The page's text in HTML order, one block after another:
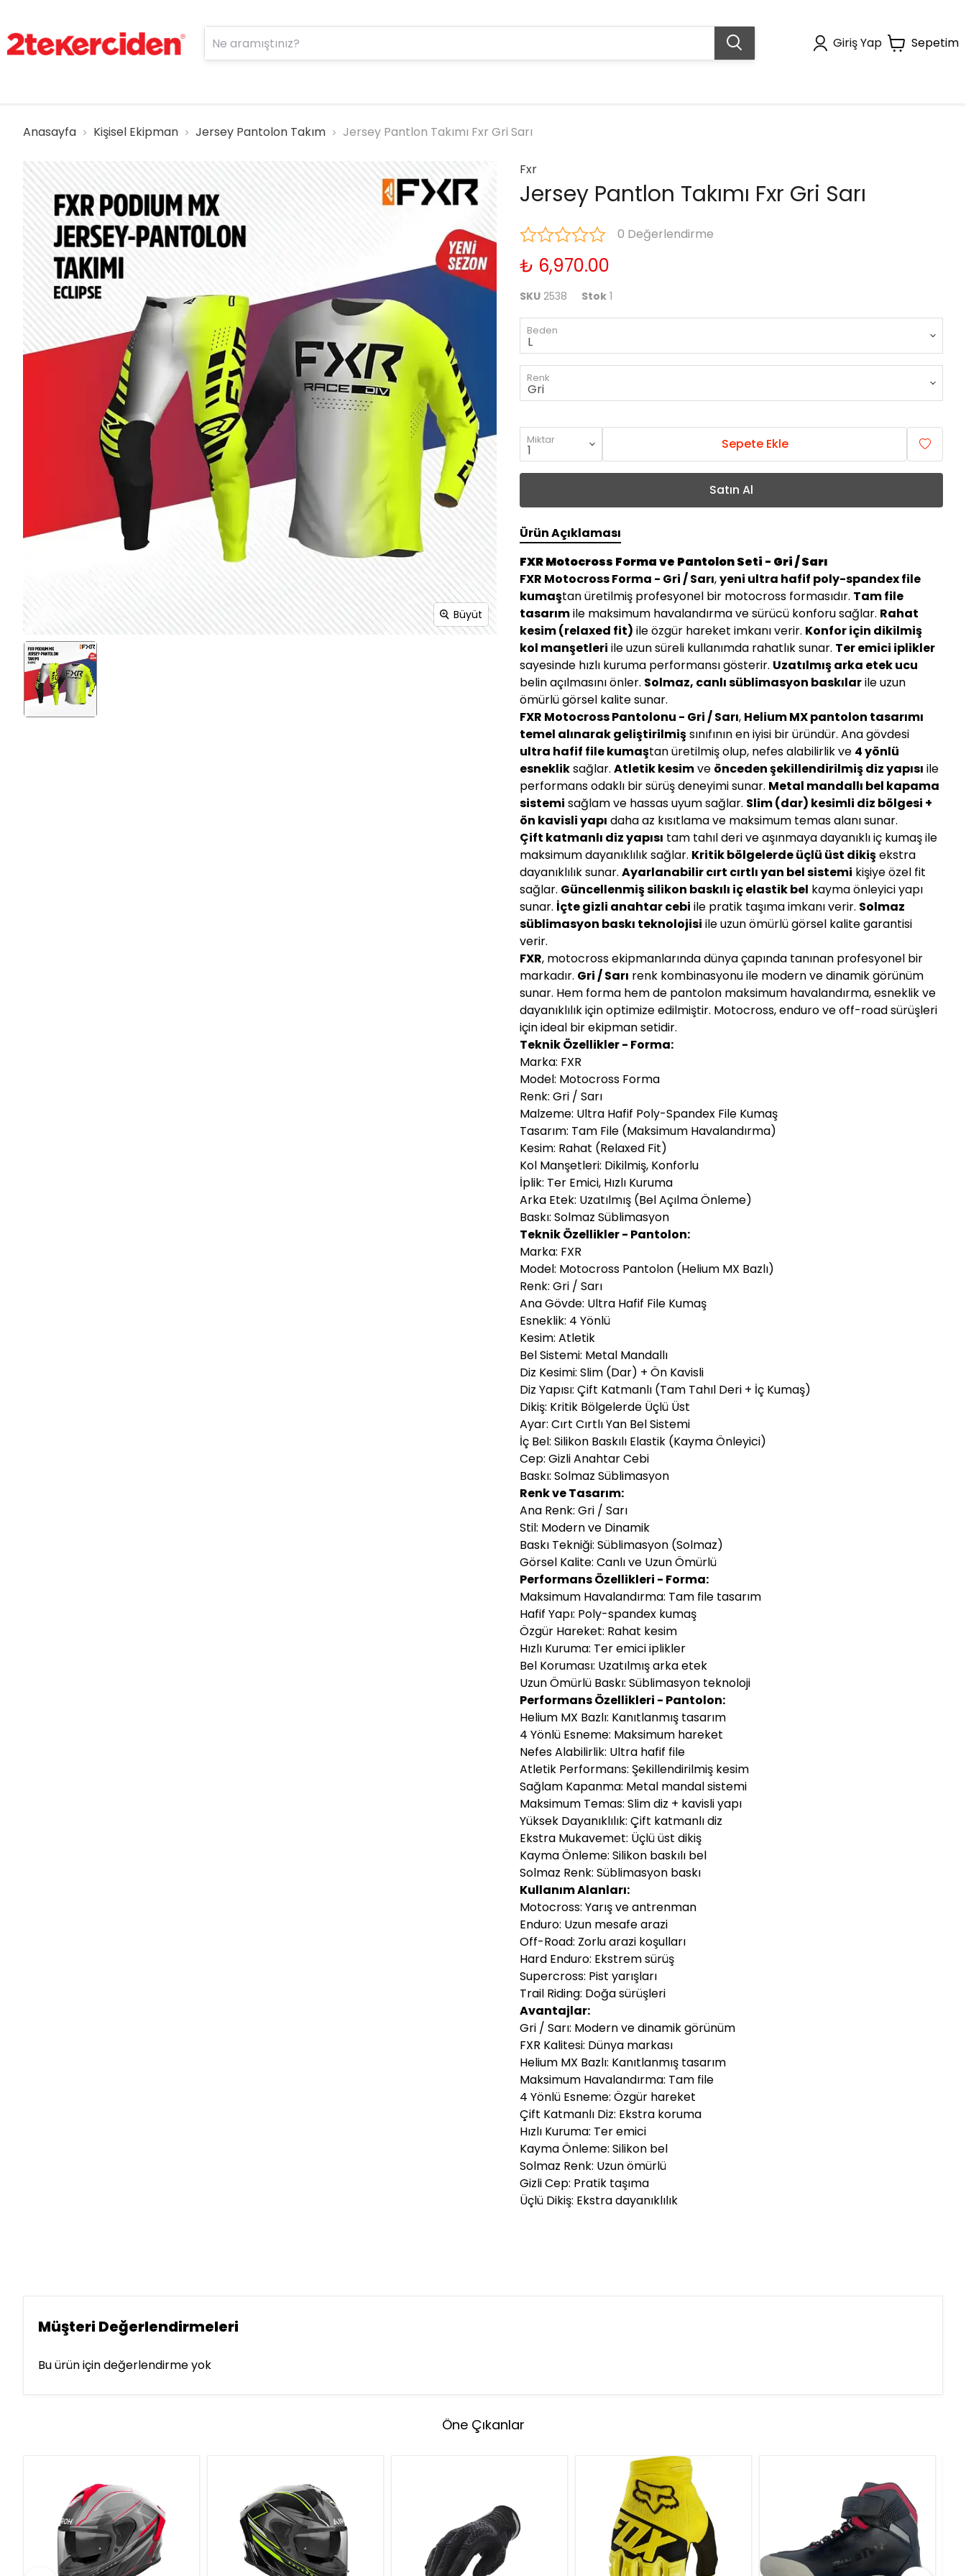
Giriş Yap Sepetim
Anasayfa Kişisel Ekipman Jersey Pantolon Takım Jersey Pantlon Takımı Fxr Gri Sarı
Büyüt
Fxr
Jersey Pantlon Takımı Fxr Gri Sarı
0 Değerlendirme
₺ 6,970.00
SKU 2538 Stok 1
Beden
Renk
Miktar Sepete Ekle
Satın Al
Ürün Açıklaması
FXR Motocross Forma ve Pantolon Seti - Gri / Sarı
FXR Motocross Forma - Gri / Sarı,yeni ultra hafif poly-spandex file
kumaştan üretilmiş profesyonel bir motocross formasıdır. Tam file
tasarımile maksimum havalandırma ve sürücü konforu sağlar. Rahat
kesim (relaxed fit) ile özgür hareket imkanı verir. Konfor için dikilmiş
kol manşetleri ile uzun süreli kullanımda rahatlık sunar. Ter emici iplikler
sayesinde hızlı kuruma performansı gösterir. Uzatılmış arka etek ucu
belin açılmasını önler. Solmaz, canlı süblimasyon baskılarile uzun
ömürlü görsel kalite sunar.
FXR Motocross Pantolonu - Gri / Sarı, Helium MX pantolon tasarımı
temel alınarak geliştirilmişsınıfının en iyisi bir üründür. Ana gövdesi
ultra hafif file kumaştan üretilmiş olup, nefes alabilirlik ve 4 yönlü
esnekliksağlar.Atletik kesimve önceden şekillendirilmiş diz yapısı ile
performans odaklı bir sürüş deneyimi sunar. Metal mandallı bel kapama
sistemi sağlam ve hassas uyum sağlar. Slim (dar) kesimli diz bölgesi +
ön kavisli yapı daha az kısıtlama ve maksimum temas alanı sunar.
Çift katmanlı diz yapısı tam tahıl deri ve aşınmaya dayanıklı iç kumaş ile
maksimum dayanıklılık sağlar. Kritik bölgelerde üçlü üst dikişekstra
dayanıklılık sunar.Ayarlanabilir cırt cırtlı yan bel sistemi kişiye özel fit
sağlar. Güncellenmiş silikon baskılı iç elastik bel kayma önleyici yapı
sunar. İçte gizli anahtar cebi ile pratik taşıma imkanı verir. Solmaz
süblimasyon baskı teknolojisi ile uzun ömürlü görsel kalite garantisi
verir.
FXR, motocross ekipmanlarında dünya çapında tanınan profesyonel bir
markadır. Gri / Sarı renk kombinasyonu ile modern ve dinamik görünüm
sunar. Hem forma hem de pantolon maksimum havalandırma, esneklik ve
dayanıklılık için optimize edilmiştir. Motocross, enduro ve off-road sürüşleri
için ideal bir ekipman setidir.
Teknik Özellikler - Forma:
Marka: FXR
Model: Motocross Forma
Renk: Gri / Sarı
Malzeme: Ultra Hafif Poly-Spandex File Kumaş
Tasarım: Tam File (Maksimum Havalandırma)
Kesim: Rahat (Relaxed Fit)
Kol Manşetleri: Dikilmiş, Konforlu
İplik: Ter Emici, Hızlı Kuruma
Arka Etek: Uzatılmış (Bel Açılma Önleme)
Baskı: Solmaz Süblimasyon
Teknik Özellikler - Pantolon:
Marka: FXR
Model: Motocross Pantolon (Helium MX Bazlı)
Renk: Gri / Sarı
Ana Gövde: Ultra Hafif File Kumaş
Esneklik: 4 Yönlü
Kesim: Atletik
Bel Sistemi: Metal Mandallı
Diz Kesimi: Slim (Dar) + Ön Kavisli
Diz Yapısı: Çift Katmanlı (Tam Tahıl Deri + İç Kumaş)
Dikiş: Kritik Bölgelerde Üçlü Üst
Ayar: Cırt Cırtlı Yan Bel Sistemi
İç Bel: Silikon Baskılı Elastik (Kayma Önleyici)
Cep: Gizli Anahtar Cebi
Baskı: Solmaz Süblimasyon
Renk ve Tasarım:
Ana Renk: Gri / Sarı
Stil: Modern ve Dinamik
Baskı Tekniği: Süblimasyon (Solmaz)
Görsel Kalite: Canlı ve Uzun Ömürlü
Performans Özellikleri - Forma:
Maksimum Havalandırma: Tam file tasarım
Hafif Yapı: Poly-spandex kumaş
Özgür Hareket: Rahat kesim
Hızlı Kuruma: Ter emici iplikler
Bel Koruması: Uzatılmış arka etek
Uzun Ömürlü Baskı: Süblimasyon teknoloji
Performans Özellikleri - Pantolon:
Helium MX Bazlı: Kanıtlanmış tasarım
4 Yönlü Esneme: Maksimum hareket
Nefes Alabilirlik: Ultra hafif file
Atletik Performans: Şekillendirilmiş kesim
Sağlam Kapanma: Metal mandal sistemi
Maksimum Temas: Slim diz + kavisli yapı
Yüksek Dayanıklılık: Çift katmanlı diz
Ekstra Mukavemet: Üçlü üst dikiş
Kayma Önleme: Silikon baskılı bel
Solmaz Renk: Süblimasyon baskı
Kullanım Alanları:
Motocross: Yarış ve antrenman
Enduro: Uzun mesafe arazi
Off-Road: Zorlu arazi koşulları
Hard Enduro: Ekstrem sürüş
Supercross: Pist yarışları
Trail Riding: Doğa sürüşleri
Avantajlar:
Gri / Sarı: Modern ve dinamik görünüm
FXR Kalitesi: Dünya markası
Helium MX Bazlı: Kanıtlanmış tasarım
Maksimum Havalandırma: Tam file
4 Yönlü Esneme: Özgür hareket
Çift Katmanlı Diz: Ekstra koruma
Hızlı Kuruma: Ter emici
Kayma Önleme: Silikon bel
Solmaz Renk: Uzun ömürlü
Gizli Cep: Pratik taşıma
Üçlü Dikiş: Ekstra dayanıklılık
Müşteri Değerlendirmeleri
Bu ürün için değerlendirme yok
Öne Çıkanlar